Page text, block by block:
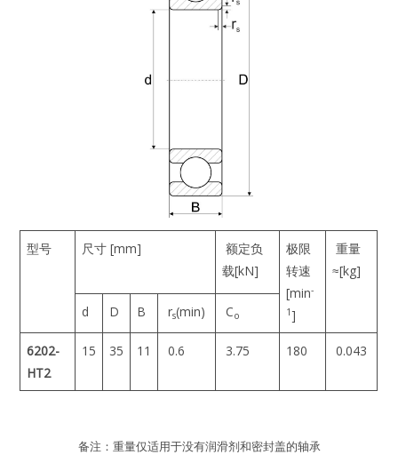
型号 尺寸 [mm]
额定负
载[kN]
极限
转速
[min-
1]
重量
≈[kg]
d D B rs(min) Co
6202-
HT2
15 35 11 0.6 3.75 180 0.043
备注：重量仅适用于没有润滑剂和密封盖的轴承